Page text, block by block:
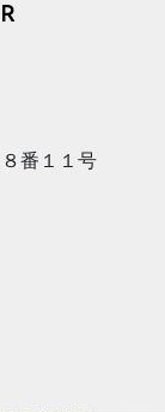
番１１号